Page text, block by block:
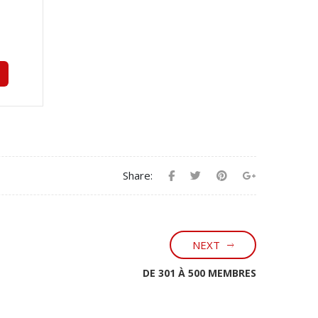
Share:
NEXT
DE 301 À 500 MEMBRES